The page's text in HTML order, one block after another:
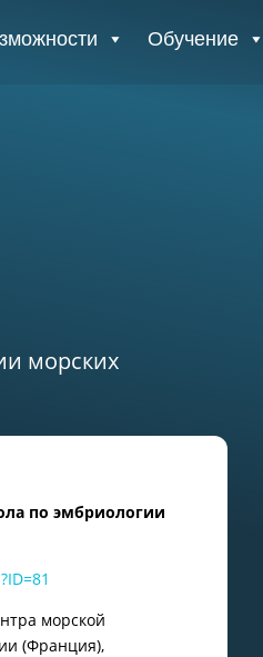
Обучение
морских
по эмбриологии
морской
(Франция),